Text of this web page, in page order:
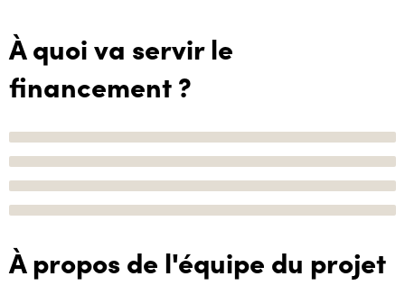
À quoi va servir le
financement ?
À propos de l'équipe du projet